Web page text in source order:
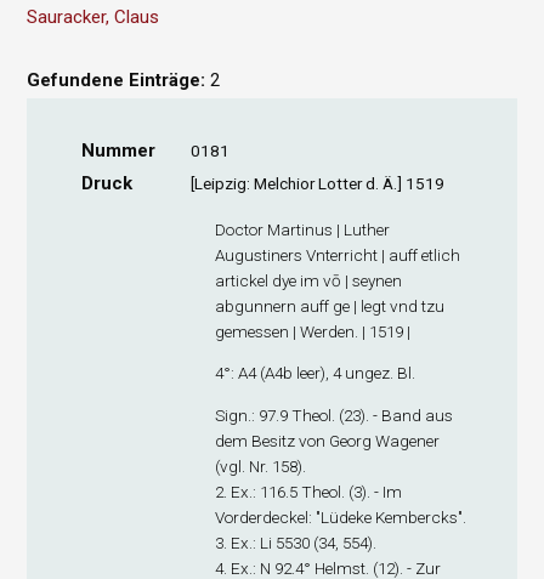
Sauracker, Claus
Gefundene Einträge: 2
Nummer 0181
Druck [Leipzig: Melchior Lotter d. Ä.] 1519
Doctor Martinus | Luther
Augustiners Vnterricht | auff etlich
artickel dye im vō | seynen
abgunnern auff ge | legt vnd tzu
gemessen | Werden. | 1519 |
4°: A4(A4b leer), 4 ungez. Bl.
Sign .: 97.9 Theol. (23). - Band aus
dem Besitz von Georg Wagener
(vgl. Nr. 158).
2. Ex .: 116.5 Theol. (3). - Im
Vorderdeckel: "Lüdeke Kembercks".
3. Ex .: Li 5530 (34, 554).
4. Ex .: N 92.4° Helmst. (12). - Zur